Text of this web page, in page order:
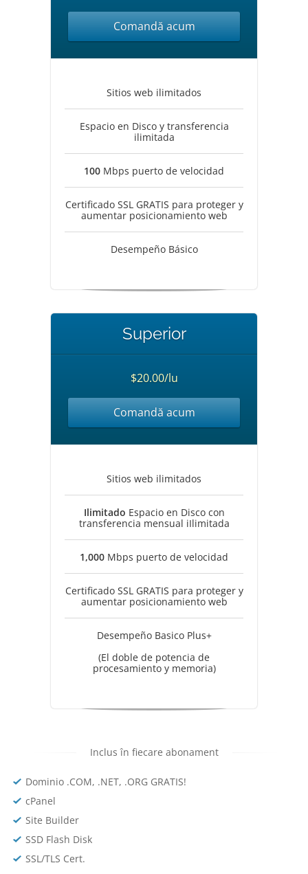
Comandă acum
Sitios web ilimitados
Espacio en Disco y transferencia
ilimitada
100 Mbps puerto de velocidad
Certificado SSL GRATIS para proteger y
aumentar posicionamiento web
Desempeño Básico
Superior
$20.00/lu
Comandă acum
Sitios web ilimitados
Ilimitado Espacio en Disco con
transferencia mensual iIlimitada
1,000 Mbps puerto de velocidad
Certificado SSL GRATIS para proteger y
aumentar posicionamiento web
Desempeño Basico Plus+
(El doble de potencia de
procesamiento y memoria)
Inclus în fiecare abonament
Dominio .COM, .NET, .ORG GRATIS!
cPanel
Site Builder
SSD Flash Disk
SSL/TLS Cert.